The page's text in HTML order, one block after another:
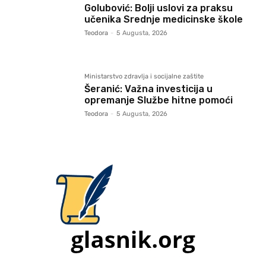
Golubović: Bolji uslovi za praksu
učenika Srednje medicinske škole
Teodora - 5 Augusta, 2026
Ministarstvo zdravlja i socijalne zaštite
Šeranić: Važna investicija u
opremanje Službe hitne pomoći
Teodora - 5 Augusta, 2026